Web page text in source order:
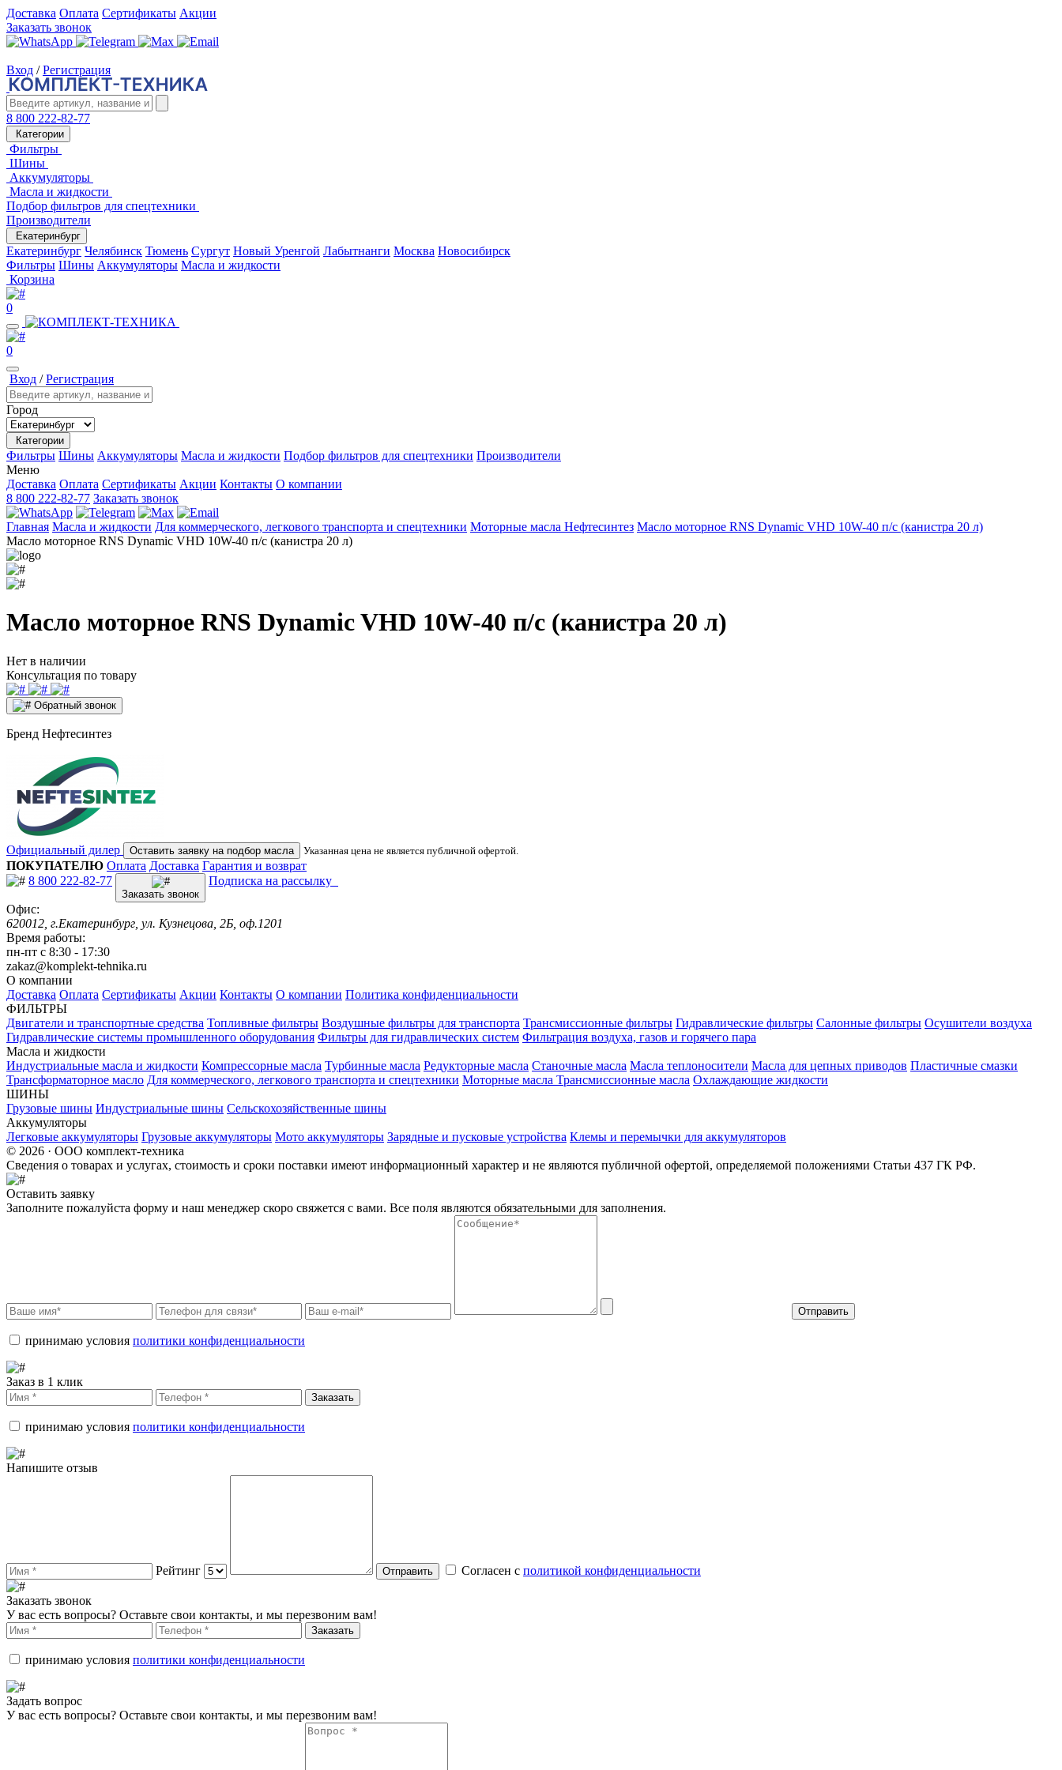
Доставка Оплата Сертификаты Акции
Заказать звонок
Вход / Регистрация
8 800 222-82-77
Категории
Фильтры
Шины
Аккумуляторы
Масла и жидкости
Подбор фильтров для спецтехники
Производители
Екатеринбург
Екатеринбург Челябинск Тюмень Сургут Новый Уренгой Лабытнанги Москва Новосибирск
Фильтры Шины Аккумуляторы Масла и жидкости
Корзина
0
0
Вход /Регистрация
Город
Категории
Фильтры Шины Аккумуляторы Масла и жидкости Подбор фильтров для спецтехники Производители
Меню
Доставка Оплата Сертификаты Акции Контакты О компании
8 800 222-82-77 Заказать звонок
Главная Масла и жидкости Для коммерческого, легкового транспорта и спецтехники Моторные масла Нефтесинтез Масло моторное RNS Dynamic VHD 10W-40 п/с (канистра 20 л)
Масло моторное RNS Dynamic VHD 10W-40 п/с (канистра 20 л)
Масло моторное RNS Dynamic VHD 10W-40 п/с (канистра 20 л)
Нет в наличии
Консультация по товару
Обратный звонок
Бренд Нефтесинтез
Официальный дилер Оставить заявку на подбор масла Указанная цена не является публичной офертой.
ПОКУПАТЕЛЮ Оплата Доставка Гарантия и возврат
8 800 222-82-77
Заказать звонок
Подписка на рассылку
Офис:
620012, г.Екатеринбург, ул. Кузнецова, 2Б, оф.1201
Время работы:
пн-пт с 8:30 - 17:30
zakaz@komplekt-tehnika.ru
О компании
Доставка Оплата Сертификаты Акции Контакты О компании Политика конфиденциальности
ФИЛЬТРЫ
Двигатели и транспортные средства Топливные фильтры Воздушные фильтры для транспорта Трансмиссионные фильтры Гидравлические фильтры Салонные фильтры Осушители воздуха
Гидравлические системы промышленного оборудования Фильтры для гидравлических систем Фильтрация воздуха, газов и горячего пара
Масла и жидкости
Индустриальные масла и жидкости Компрессорные масла Турбинные масла Редукторные масла Станочные масла Масла теплоносители Масла для цепных приводов Пластичные смазки
Трансформаторное масло Для коммерческого, легкового транспорта и спецтехники Моторные масла Трансмиссионные масла Охлаждающие жидкости
ШИНЫ
Грузовые шины Индустриальные шины Сельскохозяйственные шины
Аккумуляторы
Легковые аккумуляторы Грузовые аккумуляторы Мото аккумуляторы Зарядные и пусковые устройства Клемы и перемычки для аккумуляторов
© 2026 · ООО комплект-техника
Сведения о товарах и услугах, стоимость и сроки поставки имеют информационный характер и не являются публичной офертой, определяемой положениями Статьи 437 ГК РФ.
Оставить заявку
Заполните пожалуйста форму и наш менеджер скоро свяжется с вами. Все поля являются обязательными для заполнения.
Отправить
принимаю условия политики конфиденциальности
Заказ в 1 клик
Заказать
принимаю условия политики конфиденциальности
Напишите отзыв
Рейтинг Отправить Согласен с политикой конфиденциальности
Заказать звонок
У вас есть вопросы? Оставьте свои контакты, и мы перезвоним вам!
Заказать
принимаю условия политики конфиденциальности
Задать вопрос
У вас есть вопросы? Оставьте свои контакты, и мы перезвоним вам!